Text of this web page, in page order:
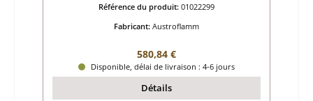
Référence du produit: 01022299
Fabricant: Austroflamm
Prix régulier :
580,84 €
Disponible, délai de livraison : 4-6 jours
Détails